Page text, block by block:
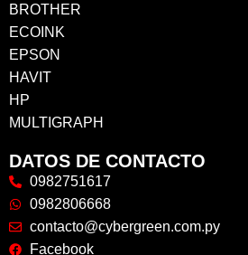
BROTHER
ECOINK
EPSON
HAVIT
HP
MULTIGRAPH
DATOS DE CONTACTO
0982751617
0982806668
contacto@cybergreen.com.py
Facebook